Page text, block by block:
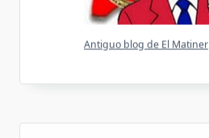
Antiguo blog de El Matiner